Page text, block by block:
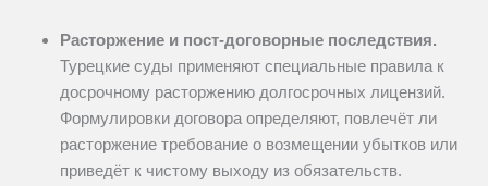
Расторжение и пост‑договорные последствия.
Турецкие суды применяют специальные правила к
досрочному расторжению долгосрочных лицензий.
Формулировки договора определяют, повлечёт ли
расторжение требование о возмещении убытков или
приведёт к чистому выходу из обязательств.